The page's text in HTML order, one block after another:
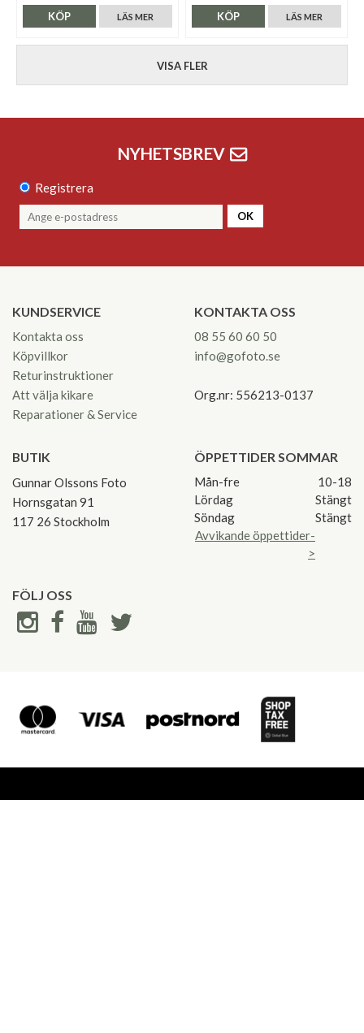
LÄS MER
KÖP LÄS MER
KÖP
VISA FLER
NYHETSBREV
Registrera
OK
KUNDSERVICE
Kontakta oss
Köpvillkor
Returinstruktioner
Att välja kikare
Reparationer & Service
KONTAKTA OSS
08 55 60 60 50
info@gofoto.se
Org.nr: 556213-0137
BUTIK
Gunnar Olssons Foto
Hornsgatan 91
117 26 Stockholm
ÖPPETTIDER SOMMAR
Mån-fre
10-18
Lördag
Stängt
Söndag
Stängt
Avvikande öppettider-
>
FÖLJ OSS